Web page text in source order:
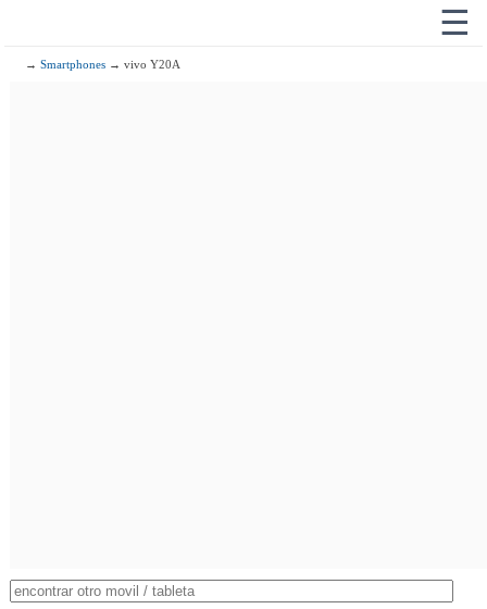
☰
→Smartphones → vivo Y20A